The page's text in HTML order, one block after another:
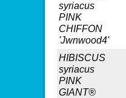
syriacus
PINK
CHIFFON
'Jwnwood4'
HIBISCUS
syriacus
PINK
GIANT®